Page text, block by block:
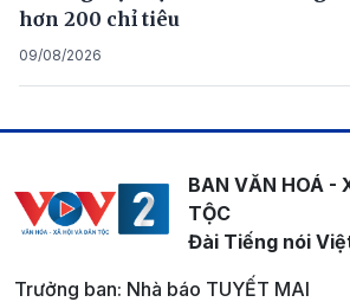
hơn 200 chỉ tiêu
09/08/2026
BAN VĂN HOÁ -
TỘC
Đài Tiếng nói
Trưởng ban: Nhà báo TUYẾT MAI